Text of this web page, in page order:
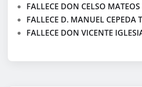
FALLECE DON CELSO MATEOS
FALLECE D. MANUEL CEPEDA
FALLECE DON VICENTE